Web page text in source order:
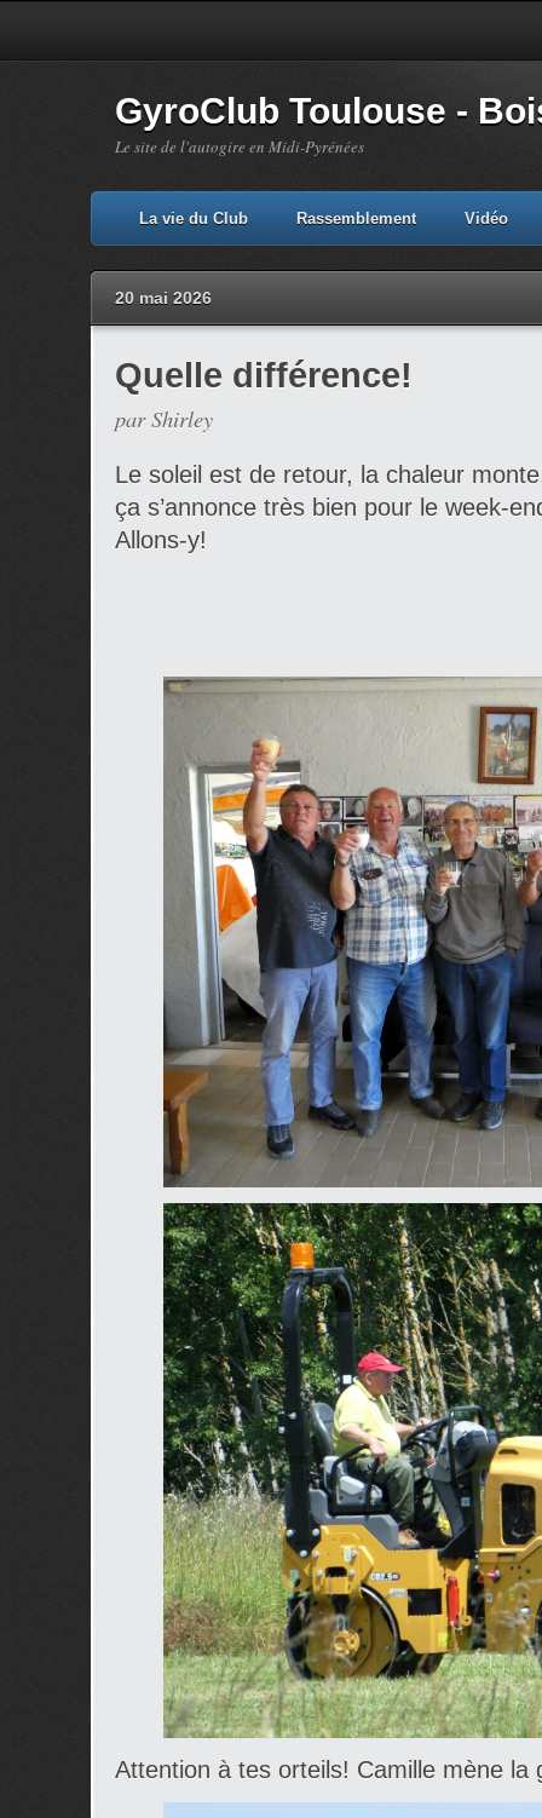
GyroClub Toulouse -
Le site de l'autogire en Midi-Pyrénées
La vie du Club Rassemblement Vidéo
20 mai 2026
Quelle différence!
par Shirley
Le soleil est de retour, la chaleur
ça s’annonce très bien pour le week-
Allons-y!
Attention à tes orteils! Camille mène la